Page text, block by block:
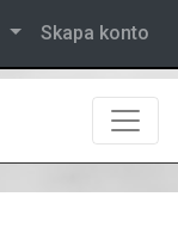
Skapa konto